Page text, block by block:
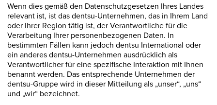
Wenn dies gemäß den Datenschutzgesetzen Ihres Landes
relevant ist, ist das dentsu-Unternehmen, das in Ihrem Land
oder Ihrer Region tätig ist, der Verantwortliche für die
Verarbeitung Ihrer personenbezogenen Daten. In
bestimmten Fällen kann jedoch dentsu International oder
ein anderes dentsu-Unternehmen ausdrücklich als
Verantwortlicher für eine spezifische Interaktion mit Ihnen
benannt werden. Das entsprechende Unternehmen der
dentsu-Gruppe wird in dieser Mitteilung als „unser“, „uns“
und „wir“ bezeichnet.